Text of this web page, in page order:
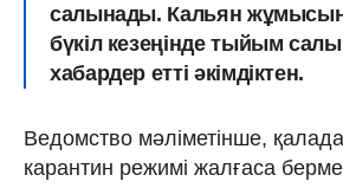
салынады. Кальян
бүкіл кезеңінде тыйым
хабардер етті әкімдіктен.
Ведомство мәліметінше,
карантин режимі жалғаса